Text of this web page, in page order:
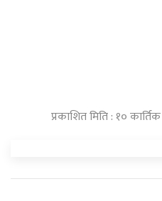
प्रकाशित मिति : १०